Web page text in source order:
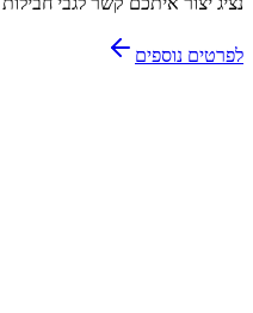
לפרטים נוספים